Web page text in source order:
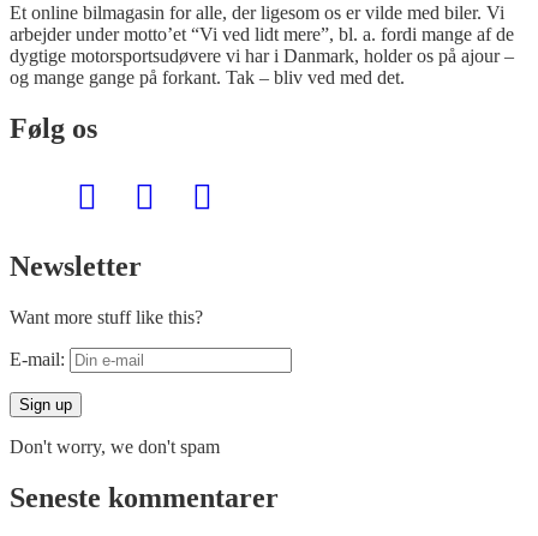
Et online bilmagasin for alle, der ligesom os er vilde med biler. Vi
arbejder under motto’et “Vi ved lidt mere”, bl. a. fordi mange af de
dygtige motorsportsudøvere vi har i Danmark, holder os på ajour –
og mange gange på forkant. Tak – bliv ved med det.
Følg os
Newsletter
Want more stuff like this?
E-mail:
Don't worry, we don't spam
Seneste kommentarer